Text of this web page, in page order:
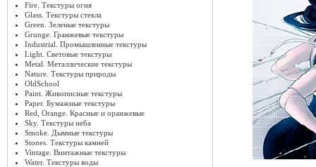
Fire. Текстуры огня
Glass. Текстуры стекла
Green. Зеленые текстуры
Grunge. Гранжевые текстуры
Industrial. Промышленные текстуры
Light. Световые текстуры
Metal. Металлические текстуры
Nature. Текстуры природы
OldSchool
Paint. Живописные текстуры
Paper. Бумажные текстуры
Red, Orange. Красные и оранжевые
Sky. Текстуры неба
Smoke. Дымные текстуры
Stones. Текстуры камней
Vintage. Винтажные текстуры
Water. Текстуры воды